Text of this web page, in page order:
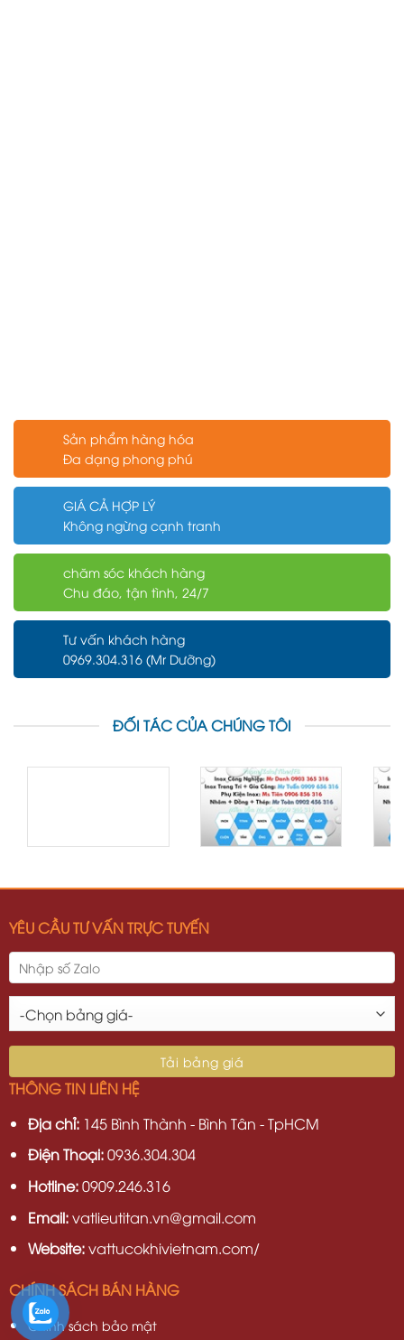
Sản phẩm hàng hóa
Đa dạng phong phú
GIÁ CẢ HỢP LÝ
Không ngừng cạnh tranh
chăm sóc khách hàng
Chu đáo, tận tình, 24/7
Tư vấn khách hàng
0969.304.316 (Mr Dưỡng)
ĐỐI TÁC CỦA CHÚNG TÔI
YÊU CẦU TƯ VẤN TRỰC TUYẾN
THÔNG TIN LIÊN HỆ
Địa chỉ:145 Bình Thành - Bình Tân - TpHCM
Điện Thoại:0936.304.304
Hotline:0909.246.316
Email:vatlieutitan.vn@gmail.com
Website:vattucokhivietnam.com/
CHÍNH SÁCH BÁN HÀNG
Chính sách bảo mật